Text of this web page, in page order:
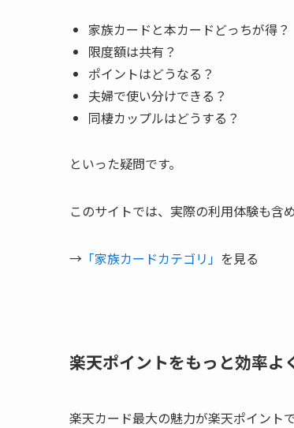
家族カードと本カードどっちが得？
限度額は共有？
ポイントはどうなる？
夫婦で使い分けできる？
同棲カップルはどうする？
といった疑問です。
このサイトでは、実際の利用体験も含
→ 「家族カードカテゴリ」 を見る
楽天ポイントをもっと効率よ
楽天カード最大の魅力が楽天ポイントで